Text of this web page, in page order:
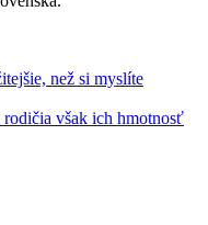
než si myslíte
rodičia však ich hmotnosť